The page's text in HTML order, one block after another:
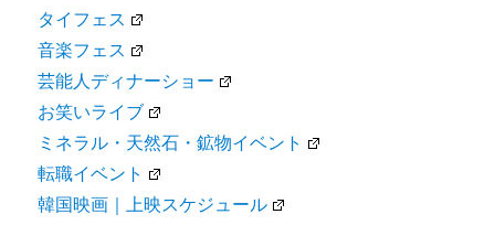
タイフェス
音楽フェス
芸能人ディナーショー
お笑いライブ
ミネラル・天然石・鉱物イベント
転職イベント
韓国映画｜上映スケジュール